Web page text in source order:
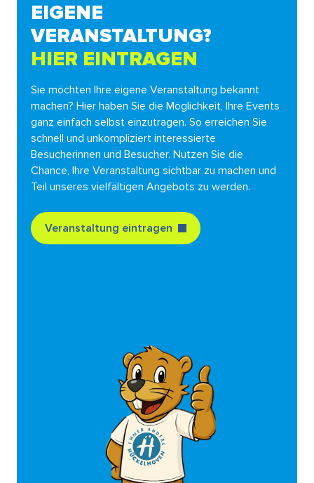
EIGENE
VERANSTALTUNG?
HIER EINTRAGEN
Sie möchten Ihre eigene Veranstaltung bekannt
machen? Hier haben Sie die Möglichkeit, Ihre Events
ganz einfach selbst einzutragen. So erreichen Sie
schnell und unkompliziert interessierte
Besucherinnen und Besucher. Nutzen Sie die
Chance, Ihre Veranstaltung sichtbar zu machen und
Teil unseres vielfältigen Angebots zu werden.
Veranstaltung eintragen